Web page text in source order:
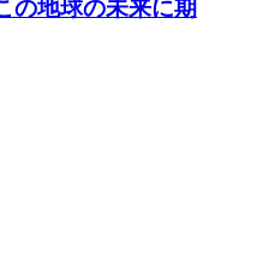
の地球の未来に期